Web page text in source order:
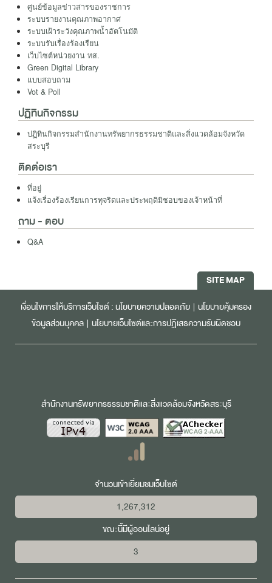
ศูนย์ข้อมูลข่าวสารของราชการ
ระบบรายงานคุณภาพอากาศ
ระบบเฝ้าระวังคุณภาพน้ำอัตโนมัติ
ระบบรับเรื่องร้องเรืยน
เว็บไซต์หน่วยงาน ทส.
Green Digital Library
แบบสอบถาม
Vot & Poll
ปฏิทินกิจกรรม
ปฏิทินกิจกรรมสำนักงานทรัพยากรธรรมชาติและสิ่งแวดล้อมจังหวัด
สระบุรี
ติดต่อเรา
ที่อยู่
แจ้งเรื่องร้องเรียนการทุจริตและประพฤติมิชอบของเจ้าหน้าที่
ถาม - ตอบ
Q&A
SITE MAP
เงื่อนไขการให้บริการเว็บไซต์ :นโยบายความปลอดภัย | นโยบายคุ้มครอง
ข้อมูลส่วนบุคคล | นโยบายเว็บไซต์และการปฏิเสธความรับผิดชอบ
สำนักงานทรัพยากรธรรมชาติและสิ่งแวดล้อมจังหวัดสระบุรี
จำนวนเข้าเยี่ยมชมเว็บไซต์
1,267,312
ขณะนี้มีผู้ออนไลน์อยู่
3